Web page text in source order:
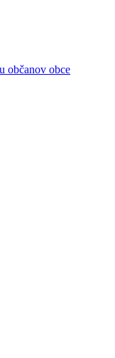
občanov obce